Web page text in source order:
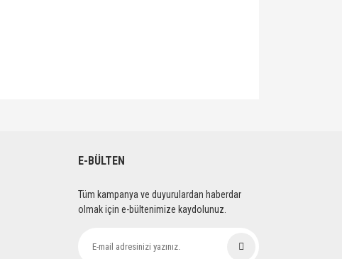
E-BÜLTEN
Tüm kampanya ve duyurulardan haberdar
olmak için e-bültenimize kaydolunuz.